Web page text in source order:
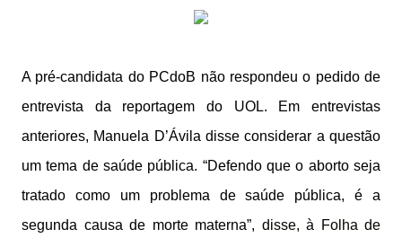
A pré-candidata do PCdoB não respondeu o pedido de
entrevista da reportagem do UOL. Em entrevistas
anteriores, Manuela D’Ávila disse considerar a questão
um tema de saúde pública. “Defendo que o aborto seja
tratado como um problema de saúde pública, é a
segunda causa de morte materna”, disse, à Folha de